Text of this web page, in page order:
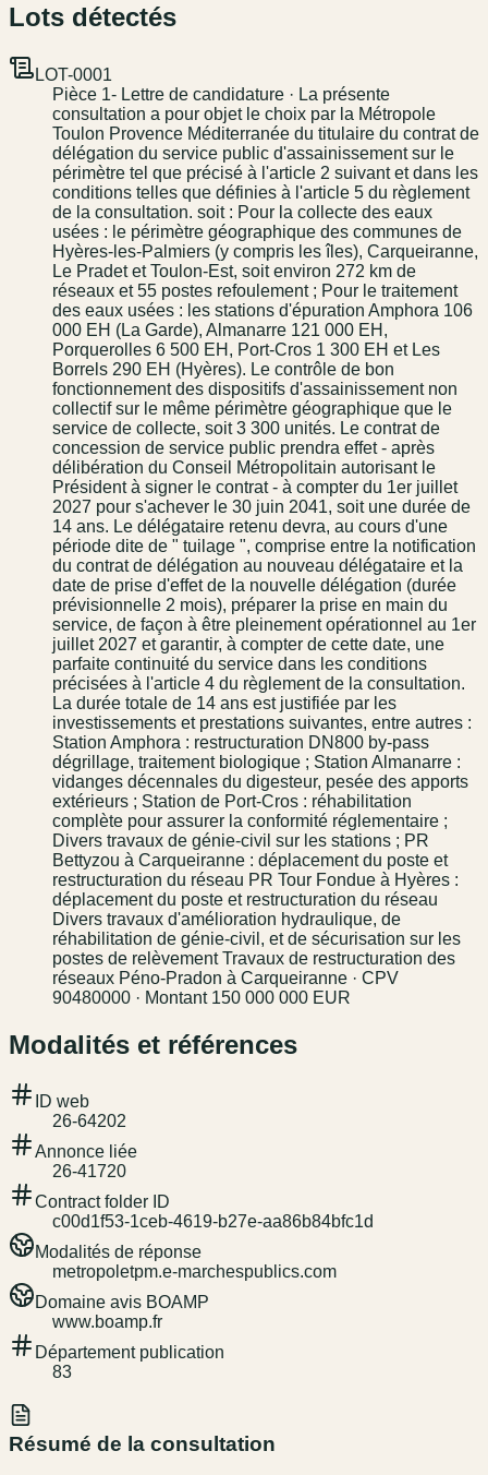
Lots détectés
LOT-0001
Pièce 1- Lettre de candidature · La présente
consultation a pour objet le choix par la Métropole
Toulon Provence Méditerranée du titulaire du contrat de
délégation du service public d'assainissement sur le
périmètre tel que précisé à l'article 2 suivant et dans les
conditions telles que définies à l'article 5 du règlement
de la consultation. soit : Pour la collecte des eaux
usées : le périmètre géographique des communes de
Hyères-les-Palmiers (y compris les îles), Carqueiranne,
Le Pradet et Toulon-Est, soit environ 272 km de
réseaux et 55 postes refoulement ; Pour le traitement
des eaux usées : les stations d'épuration Amphora 106
000 EH (La Garde), Almanarre 121 000 EH,
Porquerolles 6 500 EH, Port-Cros 1 300 EH et Les
Borrels 290 EH (Hyères). Le contrôle de bon
fonctionnement des dispositifs d'assainissement non
collectif sur le même périmètre géographique que le
service de collecte, soit 3 300 unités. Le contrat de
concession de service public prendra effet - après
délibération du Conseil Métropolitain autorisant le
Président à signer le contrat - à compter du 1er juillet
2027 pour s'achever le 30 juin 2041, soit une durée de
14 ans. Le délégataire retenu devra, au cours d'une
période dite de " tuilage ", comprise entre la notification
du contrat de délégation au nouveau délégataire et la
date de prise d'effet de la nouvelle délégation (durée
prévisionnelle 2 mois), préparer la prise en main du
service, de façon à être pleinement opérationnel au 1er
juillet 2027 et garantir, à compter de cette date, une
parfaite continuité du service dans les conditions
précisées à l'article 4 du règlement de la consultation.
La durée totale de 14 ans est justifiée par les
investissements et prestations suivantes, entre autres :
Station Amphora : restructuration DN800 by-pass
dégrillage, traitement biologique ; Station Almanarre :
vidanges décennales du digesteur, pesée des apports
extérieurs ; Station de Port-Cros : réhabilitation
complète pour assurer la conformité réglementaire ;
Divers travaux de génie-civil sur les stations ; PR
Bettyzou à Carqueiranne : déplacement du poste et
restructuration du réseau PR Tour Fondue à Hyères :
déplacement du poste et restructuration du réseau
Divers travaux d'amélioration hydraulique, de
réhabilitation de génie-civil, et de sécurisation sur les
postes de relèvement Travaux de restructuration des
réseaux Péno-Pradon à Carqueiranne · CPV
90480000 · Montant 150 000 000 EUR
Modalités et références
ID web
26-64202
Annonce liée
26-41720
Contract folder ID
c00d1f53-1ceb-4619-b27e-aa86b84bfc1d
Modalités de réponse
metropoletpm.e-marchespublics.com
Domaine avis BOAMP
www.boamp.fr
Département publication
83
Résumé de la consultation